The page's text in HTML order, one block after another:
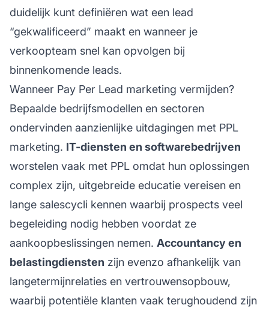
duidelijk kunt definiëren wat een lead
“gekwalificeerd” maakt en wanneer je
verkoopteam snel kan opvolgen bij
binnenkomende leads.
Wanneer Pay Per Lead marketing vermijden?
Bepaalde bedrijfsmodellen en sectoren
ondervinden aanzienlijke uitdagingen met PPL
marketing. IT-diensten en softwarebedrijven
worstelen vaak met PPL omdat hun oplossingen
complex zijn, uitgebreide educatie vereisen en
lange salescycli kennen waarbij prospects veel
begeleiding nodig hebben voordat ze
aankoopbeslissingen nemen. Accountancy en
belastingdiensten zijn evenzo afhankelijk van
langetermijnrelaties en vertrouwensopbouw,
waarbij potentiële klanten vaak terughoudend zijn